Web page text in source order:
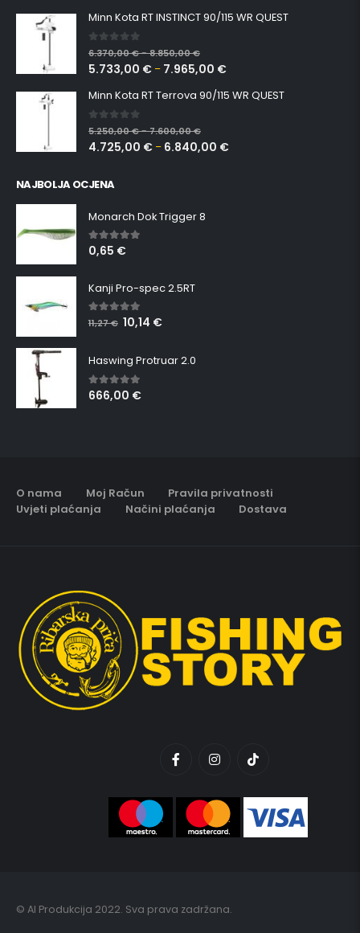
Minn Kota RT INSTINCT 90/115 WR QUEST
0 out of 5
6.370,00€–8.850,00€
5.733,00 € – 7.965,00 €
Minn Kota RT Terrova 90/115 WR QUEST
0 out of 5
5.250,00€–7.600,00€
4.725,00 € – 6.840,00 €
NAJBOLJA OCJENA
Monarch Dok Trigger 8
5.00 out of 5
0,65 €
Kanji Pro-spec 2.5RT
5.00out of 5
11,27€ 10,14 €
Haswing Protruar 2.0
5.00 out of 5
666,00 €
O nama Moj Račun
Pravila privatnosti
Uvjeti plaćanja
Načini plaćanja Dostava
© AI Produkcija 2022. Sva prava zadržana.